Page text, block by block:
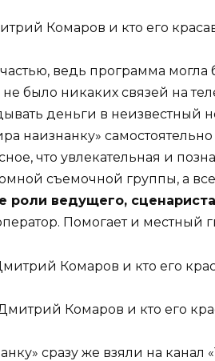
ведь программа могла
было никаких связей на
деньги в
наизнанку»
что увлекательная и
съемочной группы, а
роли ведущего,
Помогает и местный
сразу же взяли на канал